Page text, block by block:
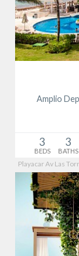
Amplio
3
BEDS
3
BATHS